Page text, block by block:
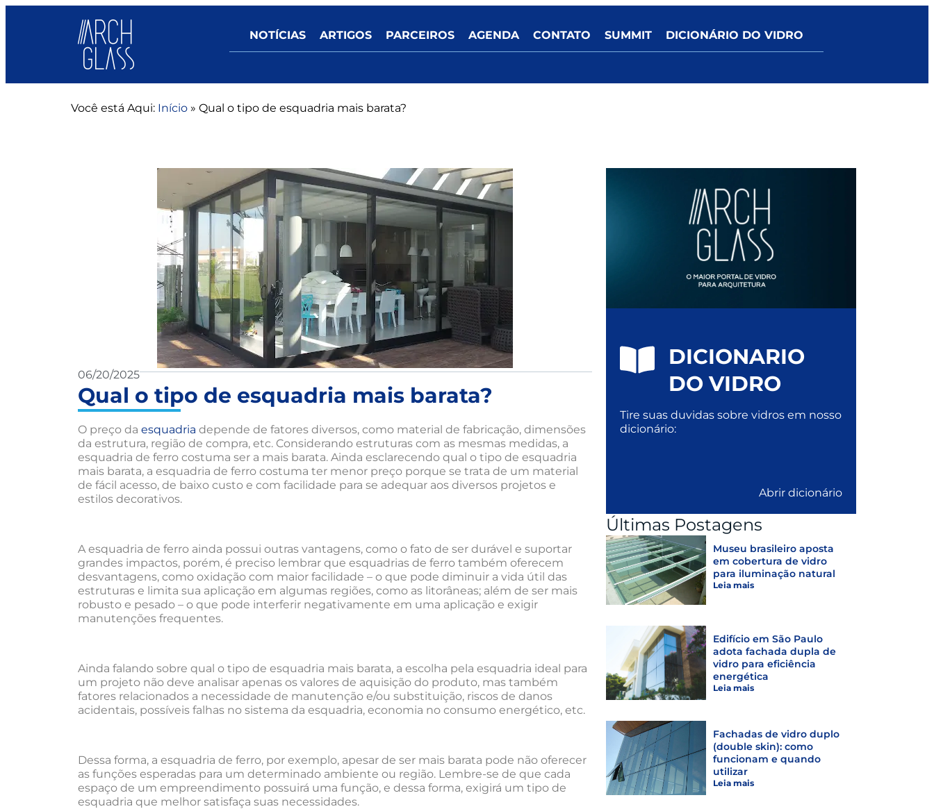
NOTÍCIAS ARTIGOS PARCEIROS AGENDA CONTATO SUMMIT DICIONÁRIO DO VIDRO
Você está Aqui: Início » Qual o tipo de esquadria mais barata?
06/20/2025
Qual o tipo de esquadria mais barata?
O preço da esquadria depende de fatores diversos, como material de fabricação, dimensões
da estrutura, região de compra, etc. Considerando estruturas com as mesmas medidas, a
esquadria de ferro costuma ser a mais barata. Ainda esclarecendo qual o tipo de esquadria
mais barata, a esquadria de ferro costuma ter menor preço porque se trata de um material
de fácil acesso, de baixo custo e com facilidade para se adequar aos diversos projetos e
estilos decorativos.
A esquadria de ferro ainda possui outras vantagens, como o fato de ser durável e suportar
grandes impactos, porém, é preciso lembrar que esquadrias de ferro também oferecem
desvantagens, como oxidação com maior facilidade – o que pode diminuir a vida útil das
estruturas e limita sua aplicação em algumas regiões, como as litorâneas; além de ser mais
robusto e pesado – o que pode interferir negativamente em uma aplicação e exigir
manutenções frequentes.
Ainda falando sobre qual o tipo de esquadria mais barata, a escolha pela esquadria ideal para
um projeto não deve analisar apenas os valores de aquisição do produto, mas também
fatores relacionados a necessidade de manutenção e/ou substituição, riscos de danos
acidentais, possíveis falhas no sistema da esquadria, economia no consumo energético, etc.
Dessa forma, a esquadria de ferro, por exemplo, apesar de ser mais barata pode não oferecer
as funções esperadas para um determinado ambiente ou região. Lembre-se de que cada
espaço de um empreendimento possuirá uma função, e dessa forma, exigirá um tipo de
esquadria que melhor satisfaça suas necessidades.
DICIONARIO
DO VIDRO
Tire suas duvidas sobre vidros em nosso
dicionário:
Abrir dicionário
Últimas Postagens
Museu brasileiro aposta
em cobertura de vidro
para iluminação natural
Leia mais
Edifício em São Paulo
adota fachada dupla de
vidro para eficiência
energética
Leia mais
Fachadas de vidro duplo
(double skin): como
funcionam e quando
utilizar
Leia mais